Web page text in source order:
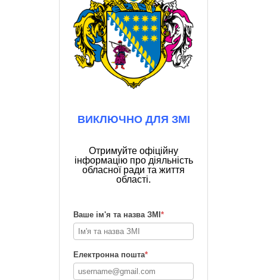
ВИКЛЮЧНО ДЛЯ ЗМІ
Отримуйте офіційну
інформацію про діяльність
обласної ради та життя
області.
Ваше ім'я та назва ЗМІ *
Електронна пошта*